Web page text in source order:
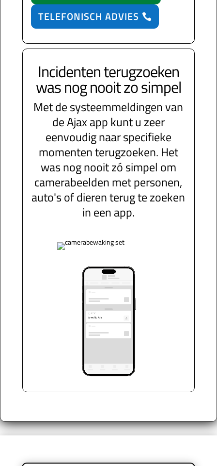
TELEFONISCH ADVIES
Incidenten terugzoeken
was nog nooit zo simpel
Met de systeemmeldingen van
de Ajax app kunt u zeer
eenvoudig naar specifieke
momenten terugzoeken. Het
was nog nooit zó simpel om
camerabeelden met personen,
auto's of dieren terug te zoeken
in een app.